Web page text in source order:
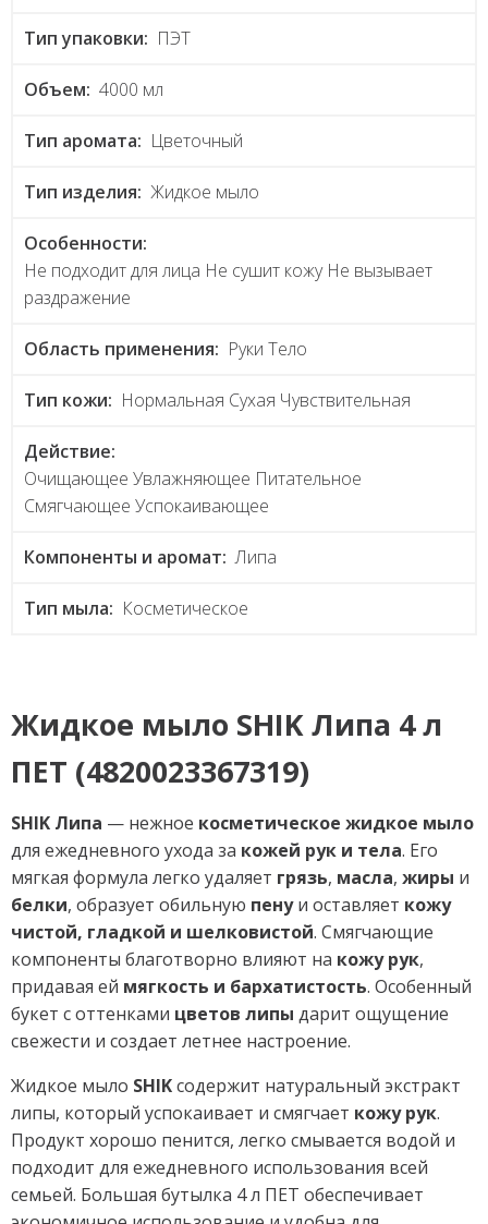
Тип упаковки: ПЭТ
Объем: 4000 мл
Тип аромата: Цветочный
Тип изделия: Жидкое мыло
Особенности:
Не подходит для лица Не сушит кожу Не вызывает
раздражение
Область применения: Руки Тело
Тип кожи: Нормальная Сухая Чувствительная
Действие:
Очищающее Увлажняющее Питательное
Смягчающее Успокаивающее
Компоненты и аромат: Липа
Тип мыла: Косметическое
Жидкое мыло SHIK Липа 4 л
ПЕТ (4820023367319)
SHIK Липа — нежное косметическое жидкое мыло
для ежедневного ухода за кожей рук и тела. Его
мягкая формула легко удаляет грязь, масла, жиры и
белки, образует обильную пенуи оставляет кожу
чистой, гладкой и шелковистой. Смягчающие
компоненты благотворно влияют на кожу рук,
придавая ей мягкость и бархатистость. Особенный
букет с оттенками цветов липы дарит ощущение
свежести и создает летнее настроение.
Жидкое мыло SHIKсодержит натуральный экстракт
липы, который успокаивает и смягчает кожу рук.
Продукт хорошо пенится, легко смывается водой и
подходит для ежедневного использования всей
семьей. Большая бутылка 4 л ПЕТ обеспечивает